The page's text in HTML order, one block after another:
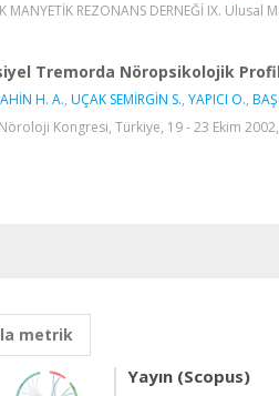
MANYETİK REZONANS DERNEĞİ IX.
Tremorda Nöropsikolojik
H. A., UÇAK SEMİRGİN S., YAPICI O.,
Kongresi, Türkiye, 19 - 23 Ekim
metrik
Yayın (Scopus)